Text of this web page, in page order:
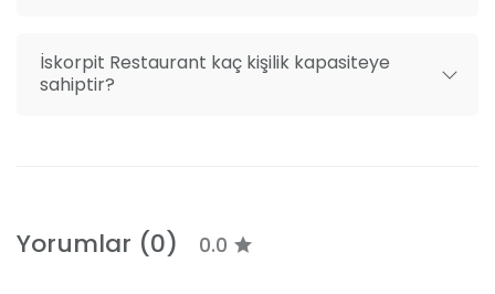
İskorpit Restaurant kaç kişilik kapasiteye
sahiptir?
Yorumlar (0) 0.0